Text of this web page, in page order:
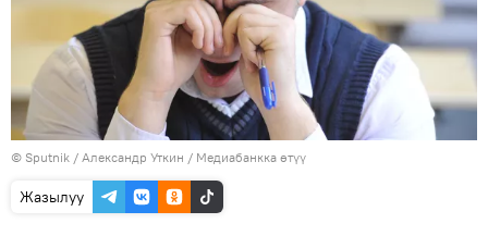
© Sputnik / Александр Уткин / Медиабанкка өтүү
Жазылуу